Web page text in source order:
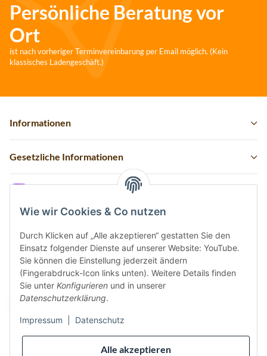
Alle akzeptieren
Wie wir Cookies & Co nutzen
Durch Klicken auf „Alle akzeptieren“ gestatten Sie den
Einsatz folgender Dienste auf unserer Website: YouTube.
Sie können die Einstellung jederzeit ändern
(Fingerabdruck-Icon links unten). Weitere Details finden
Sie unter Konfigurieren und in unserer
Datenschutzerklärung.
Impressum Datenschutz
Persönliche Beratung vor
Ort
ist nach vorheriger Terminvereinbarung per Email möglich. (Kein
klassisches Ladengeschäft.)
Informationen
Gesetzliche Informationen
Vertrag widerrufen
Sicher bezahlen via:
Wir versenden via: